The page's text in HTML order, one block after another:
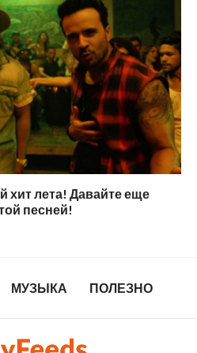
хит лета! Давайте еще
песней!
МУЗЫКА ПОЛЕЗНО